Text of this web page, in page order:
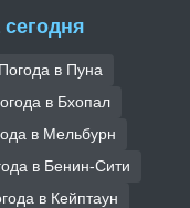
в Пуна
в Бхопал
в Мельбурн
в Бенин-Сити
в Кейптаун